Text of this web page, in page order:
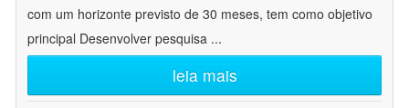
com um horizonte previsto de 30 meses, tem como objetivo
principal Desenvolver pesquisa ...
leia mais